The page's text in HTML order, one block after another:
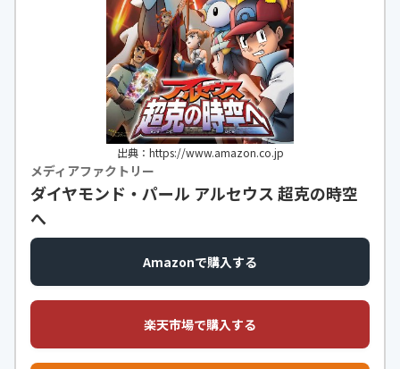
出典：https://www.amazon.co.jp
メディアファクトリー
ダイヤモンド・パール アルセウス 超克の時空
へ
Amazonで購入する
楽天市場で購入する